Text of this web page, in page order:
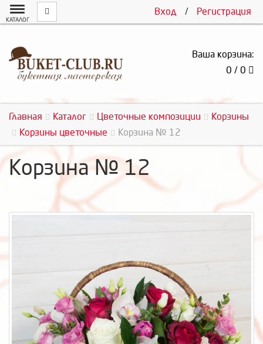
Вход / Регистрация
КАТАЛОГ
Ваша корзина:
0 / 0
Главная Каталог Цветочные композиции
Корзины
Корзины цветочные
Корзина № 12
Корзина № 12